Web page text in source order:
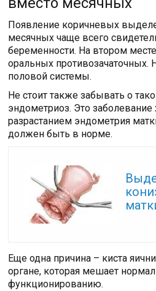
Появление коричневых
месячных чаще всего
беременности. На втором
оральных противозачаточных.
половой системы.
Не стоит также забывать о
эндометриоз. Это заболевание
разрастанием эндометрия
должен быть в норме.
Еще одна причина – киста
органе, которая мешает
функционированию.